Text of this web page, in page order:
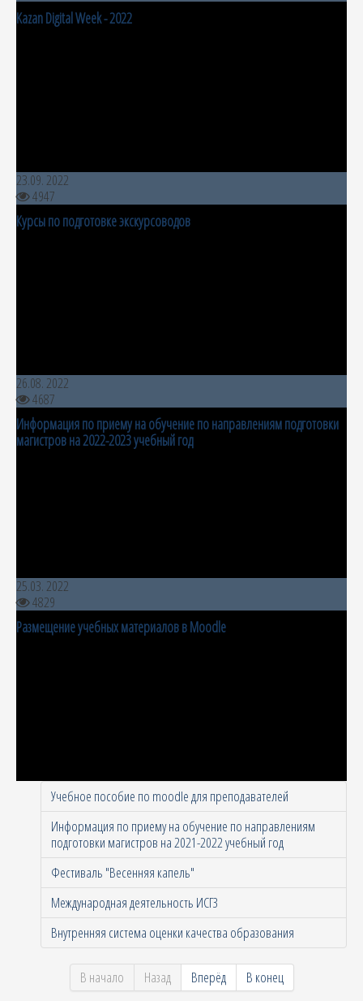
Kazan Digital Week - 2022
23.09. 2022
4947
Курсы по подготовке экскурсоводов
26.08. 2022
4687
Информация по приему на обучение по направлениям подготовки
магистров на 2022-2023 учебный год
25.03. 2022
4829
Размещение учебных материалов в Moodle
Учебное пособие по moodle для преподавателей
Информация по приему на обучение по направлениям
подготовки магистров на 2021-2022 учебный год
Фестиваль "Весенняя капель"
Международная деятельность ИСГЗ
Внутренняя система оценки качества образования
В начало Назад Вперёд В конец